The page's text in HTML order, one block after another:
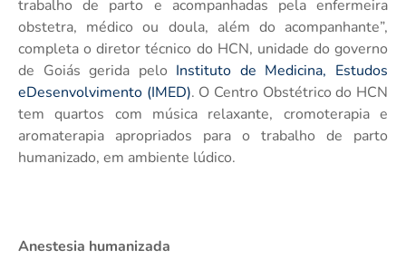
trabalho de parto e acompanhadas pela enfermeira
obstetra, médico ou doula, além do acompanhante”,
completa o diretor técnico do HCN, unidade do governo
de Goiás gerida pelo Instituto de Medicina, Estudos
eDesenvolvimento (IMED). O Centro Obstétrico do HCN
tem quartos com música relaxante, cromoterapia e
aromaterapia apropriados para o trabalho de parto
humanizado, em ambiente lúdico.
Anestesia humanizada